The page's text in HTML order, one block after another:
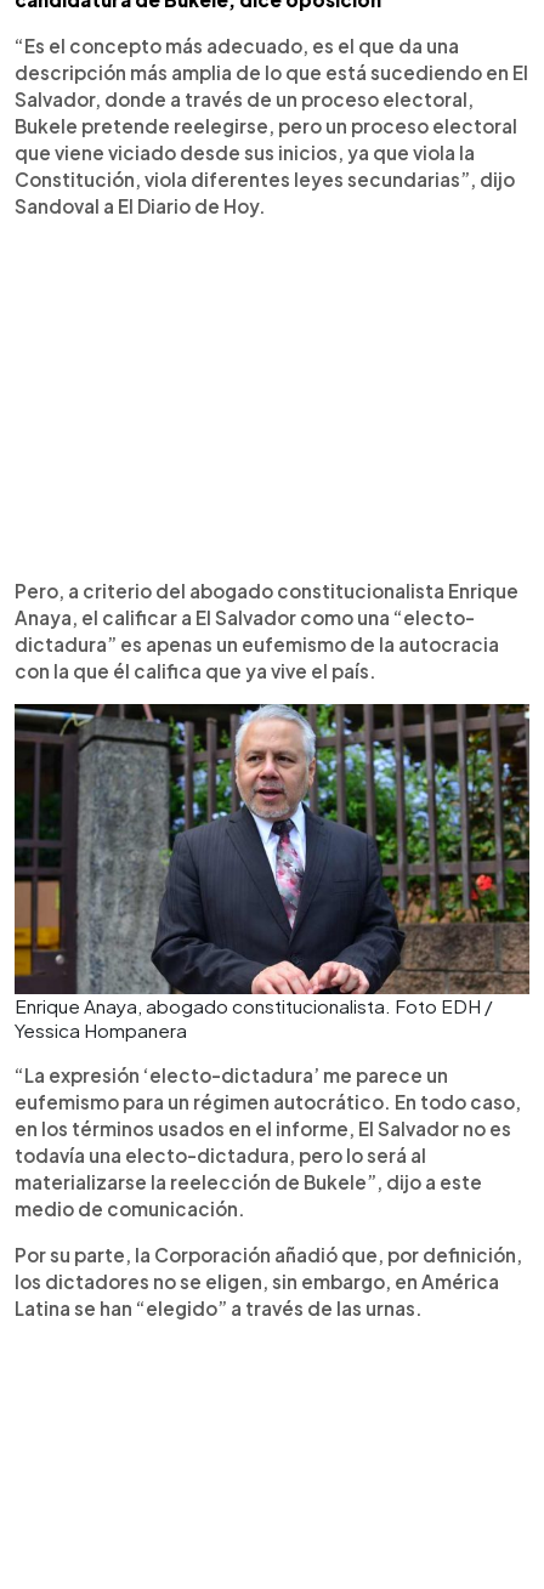
“Es el concepto más adecuado, es el que da una
descripción más amplia de lo que está sucediendo en El
Salvador, donde a través de un proceso electoral,
Bukele pretende reelegirse, pero un proceso electoral
que viene viciado desde sus inicios, ya que viola la
Constitución, viola diferentes leyes secundarias”, dijo
Sandoval a El Diario de Hoy.
Pero, a criterio del abogado constitucionalista Enrique
Anaya, el calificar a El Salvador como una “electo-
dictadura” es apenas un eufemismo de la autocracia
con la que él califica que ya vive el país.
Enrique Anaya, abogado constitucionalista. Foto EDH /
Yessica Hompanera
“La expresión ‘electo-dictadura’ me parece un
eufemismo para un régimen autocrático. En todo caso,
en los términos usados en el informe, El Salvador no es
todavía una electo-dictadura, pero lo será al
materializarse la reelección de Bukele”, dijo a este
medio de comunicación.
Por su parte, la Corporación añadió que, por definición,
los dictadores no se eligen, sin embargo, en América
Latina se han “elegido” a través de las urnas.